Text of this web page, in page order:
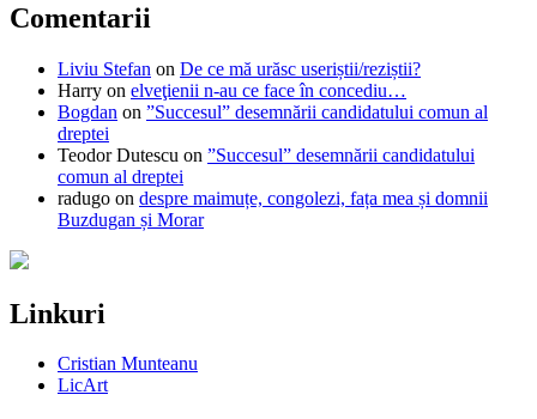
Comentarii
Liviu Stefan on De ce mă urăsc useriștii/reziștii?
Harry on elveţienii n-au ce face în concediu…
Bogdan on ”Succesul” desemnării candidatului comun al
dreptei
Teodor Dutescu on ”Succesul” desemnării candidatului
comun al dreptei
radugo on despre maimuțe, congolezi, fața mea și domnii
Buzdugan și Morar
Linkuri
Cristian Munteanu
LicArt